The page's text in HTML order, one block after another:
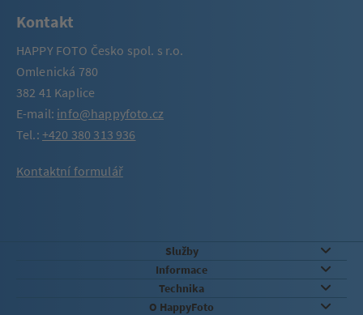
Kontakt
HAPPY FOTO Česko spol. s r.o.
Omlenická 780
382 41 Kaplice
E-mail: info@happyfoto.cz
Tel.: +420 380 313 936
Kontaktní formulář
Služby
Informace
Technika
O HappyFoto